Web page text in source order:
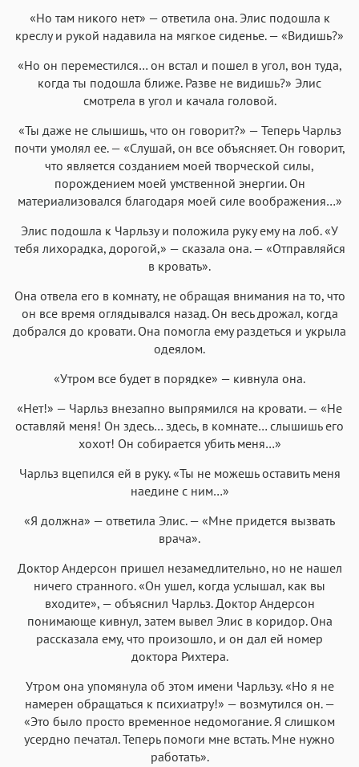
«Но там никого нет» — ответила она. Элис подошла к
креслу и рукой надавила на мягкое сиденье. — «Видишь?»
«Но он переместился… он встал и пошел в угол, вон туда,
когда ты подошла ближе. Разве не видишь?» Элис
смотрела в угол и качала головой.
«Ты даже не слышишь, что он говорит?» — Теперь Чарльз
почти умолял ее. — «Слушай, он все объясняет. Он говорит,
что является созданием моей творческой силы,
порождением моей умственной энергии. Он
материализовался благодаря моей силе воображения…»
Элис подошла к Чарльзу и положила руку ему на лоб. «У
тебя лихорадка, дорогой,» — сказала она. — «Отправляйся
в кровать».
Она отвела его в комнату, не обращая внимания на то, что
он все время оглядывался назад. Он весь дрожал, когда
добрался до кровати. Она помогла ему раздеться и укрыла
одеялом.
«Утром все будет в порядке» — кивнула она.
«Нет!» — Чарльз внезапно выпрямился на кровати. — «Не
оставляй меня! Он здесь… здесь, в комнате… слышишь его
хохот! Он собирается убить меня…»
Чарльз вцепился ей в руку. «Ты не можешь оставить меня
наедине с ним…»
«Я должна» — ответила Элис. — «Мне придется вызвать
врача».
Доктор Андерсон пришел незамедлительно, но не нашел
ничего странного. «Он ушел, когда услышал, как вы
входите», — объяснил Чарльз. Доктор Андерсон
понимающе кивнул, затем вывел Элис в коридор. Она
рассказала ему, что произошло, и он дал ей номер
доктора Рихтера.
Утром она упомянула об этом имени Чарльзу. «Но я не
намерен обращаться к психиатру!» — возмутился он. —
«Это было просто временное недомогание. Я слишком
усердно печатал. Теперь помоги мне встать. Мне нужно
работать».